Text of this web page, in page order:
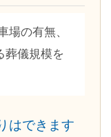
場の有無、
葬儀規模を
はできます